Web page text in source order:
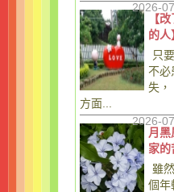
2026-
【
的人
只
不必
失，
方面...
2026-
月黑
家的
雖
個年